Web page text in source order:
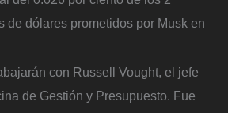
de dólares prometidos por Musk en
con Russell Vought, el jefe
de Gestión y Presupuesto. Fue